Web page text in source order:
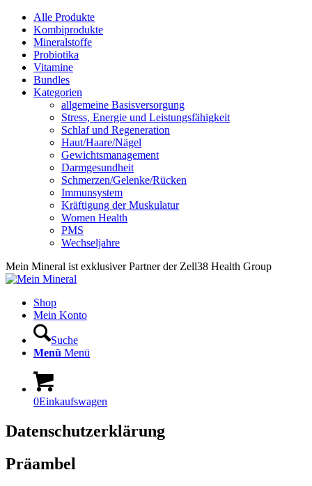
Alle Produkte
Kombiprodukte
Mineralstoffe
Probiotika
Vitamine
Bundles
Kategorien
allgemeine Basisversorgung
Stress, Energie und Leistungsfähigkeit
Schlaf und Regeneration
Haut/Haare/Nägel
Gewichtsmanagement
Darmgesundheit
Schmerzen/Gelenke/Rücken
Immunsystem
Kräftigung der Muskulatur
Women Health
PMS
Wechseljahre
Mein Mineral ist exklusiver Partner der Zell38 Health Group
Shop
Mein Konto
Suche
Menü Menü
0Einkaufswagen
Datenschutzerklärung
Präambel